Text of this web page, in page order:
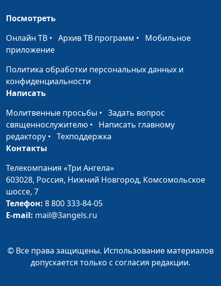
Когда я должен креститься?
Юлия Синицына,
священнослужитель
Духовная инфантильность.
Как достичь духовной
зрелости
священнослужитель
Искусственный интеллект
— благо или зло?
Юлия Синицына,
Как ориентироваться среди
хаоса информации?
Александр Синицын,
Чем привлекают
Почему верующие
Юлия Синицына,
Посмотреть
Онлайн ТВ • Архив ТВ программ • Мобильное
приложение
Политика обработки персональных данных и
конфиденциальности
Написать
Молитвенные просьбы • Задать вопрос
священнослужителю • Написать главному
редактору • Техподдержка
Контакты
Телекомпания «Три Ангела»
603028, Россия, Нижний Новгород, Комсомольское
шоссе, 7
Телефон: 8 800 333-84-05
E-mail: mail@3angels.ru
© Все права защищены. Использование материалов
допускается только с согласия редакции.